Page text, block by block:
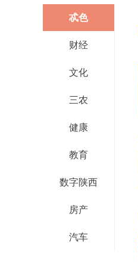
忒色
财经
文化
三农
健康
教育
数字陕西
房产
汽车